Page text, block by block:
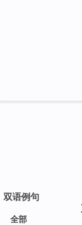
双语例句
全部